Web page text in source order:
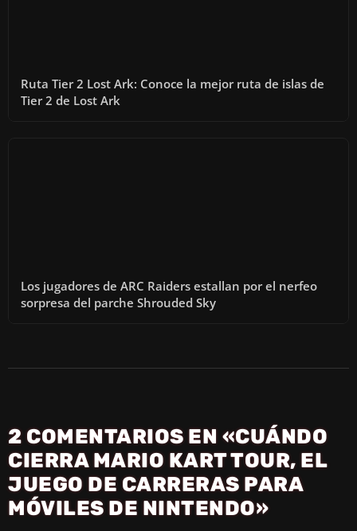
Ruta Tier 2 Lost Ark: Conoce la mejor ruta de islas de
Tier 2 de Lost Ark
Los jugadores de ARC Raiders estallan por el nerfeo
sorpresa del parche Shrouded Sky
2 COMENTARIOS EN «CUÁNDO
CIERRA MARIO KART TOUR, EL
JUEGO DE CARRERAS PARA
MÓVILES DE NINTENDO»